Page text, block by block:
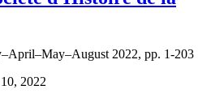
2022, pp. 1-203
2022